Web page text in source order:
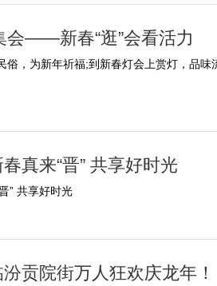
会——新春“逛”会看活力
，为新年祈福;到新春灯会上赏灯，品味
真来“晋” 共享好时光
” 共享好时光
贡院街万人狂欢庆龙年！